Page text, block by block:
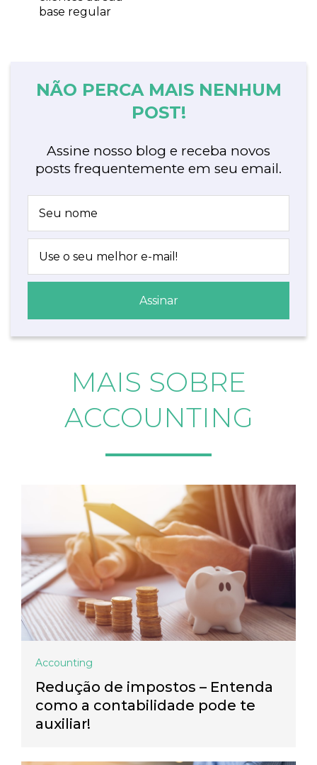
base regular
NÃO PERCA MAIS NENHUM
POST!
Assine nosso blog e receba novos
posts frequentemente em seu email.
MAIS SOBRE
ACCOUNTING
Accounting
Redução de impostos – Entenda
como a contabilidade pode te
auxiliar!